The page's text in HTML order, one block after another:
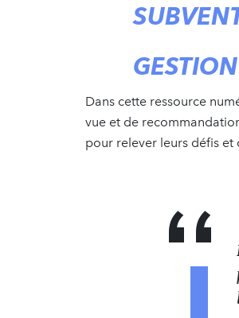
Dans cette ressource
vue et de
pour relever leurs défis